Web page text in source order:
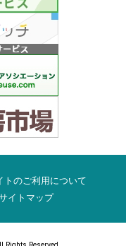
トのご利用について
イトマップ